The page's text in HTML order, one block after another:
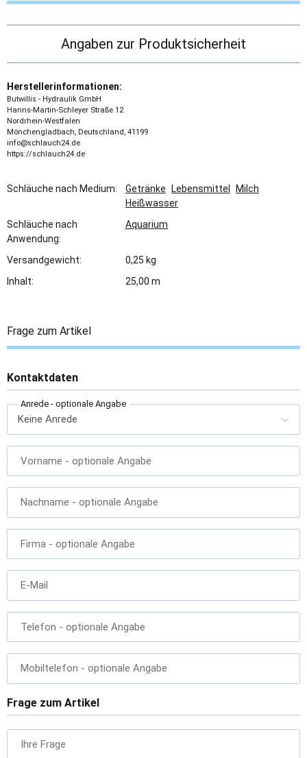
Angaben zur Produktsicherheit
Herstellerinformationen:
Butwillis - Hydraulik GmbH
Hanns-Martin-Schleyer Straße 12
Nordrhein-Westfalen
Mönchengladbach, Deutschland, 41199
info@schlauch24.de
https://schlauch24.de
Schläuche nach Medium: Getränke Lebensmittel
Milch
Heißwasser
Schläuche nach
Anwendung:
Aquarium
Versandgewicht:
0,25 kg
Inhalt:
25,00 m
Frage zum Artikel
Kontaktdaten
Anrede - optionale Angabe
Vorname - optionale Angabe
Nachname - optionale Angabe
Firma - optionale Angabe
E-Mail
Telefon - optionale Angabe
Mobiltelefon - optionale Angabe
Frage zum Artikel
Ihre Frage